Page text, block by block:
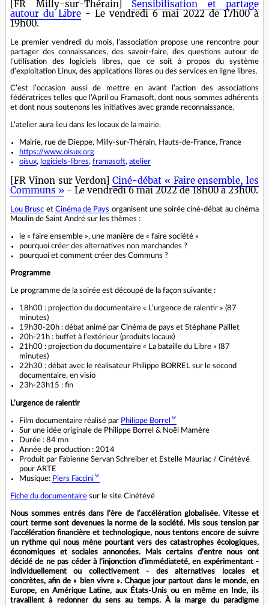
[FR Milly-sur-Thérain] Sensibilisation et partage
autour du Libre - Le vendredi 6 mai 2022 de 17h00 à
19h00.
Le premier vendredi du mois, l’association propose une rencontre pour
partager des connaissances, des savoir-faire, des questions autour de
l’utilisation des logiciels libres, que ce soit à propos du système
d’exploitation Linux, des applications libres ou des services en ligne libres.
C’est l’occasion aussi de mettre en avant l’action des associations
fédératrices telles que l’April ou Framasoft, dont nous sommes adhérents
et dont nous soutenons les initiatives avec grande reconnaissance.
L’atelier aura lieu dans les locaux de la mairie.
Mairie, rue de Dieppe, Milly-sur-Thérain, Hauts-de-France, France
https://www.oisux.org
oisux, logiciels-libres, framasoft, atelier
[FR Vinon sur Verdon] Ciné-débat « Faire ensemble, les
Communs » - Le vendredi 6 mai 2022 de 18h00 à 23h00.
Lou Brusc et Cinéma de Pays organisent une soirée ciné-débat au cinéma
Moulin de Saint André sur les thèmes :
le « faire ensemble », une manière de « faire société »
pourquoi créer des alternatives non marchandes ?
pourquoi et comment créer des Communs ?
Programme
Le programme de la soirée est découpé de la façon suivante :
18h00 : projection du documentaire « L’urgence de ralentir » (87
minutes)
19h30-20h : débat animé par Cinéma de pays et Stéphane Paillet
20h-21h : buffet à l’extérieur (produits locaux)
21h00 : projection du documentaire « La bataille du Libre » (87
minutes)
22h30 : débat avec le réalisateur Philippe BORREL sur le second
documentaire, en visio
23h-23h15 : fin
L’urgence de ralentir
Film documentaire réalisé par Philippe Borrel
Sur une idée originale de Philippe Borrel & Noël Mamère
Durée : 84 mn
Année de production : 2014
Produit par Fabienne Servan Schreiber et Estelle Mauriac / Cinétévé
pour ARTE
Musique: Piers Faccini
Fiche du documentaire sur le site Cinétévé
Nous sommes entrés dans l’ère de l’accélération globalisée. Vitesse et
court terme sont devenues la norme de la société. Mis sous tension par
l’accélération financière et technologique, nous tentons encore de suivre
un rythme qui nous mène pourtant vers des catastrophes écologiques,
économiques et sociales annoncées. Mais certains d’entre nous ont
décidé de ne pas céder à l’injonction d’immédiateté, en expérimentant -
individuellement ou collectivement - des alternatives locales et
concrètes, afin de « bien vivre ». Chaque jour partout dans le monde, en
Europe, en Amérique Latine, aux États-Unis ou en même en Inde, ils
travaillent à redonner du sens au temps. À la marge du paradigme